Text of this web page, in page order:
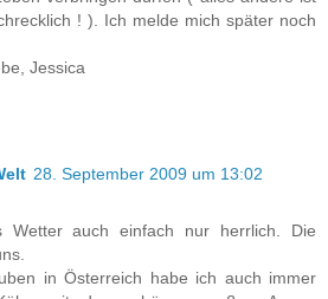
! ). Ich melde mich später noch
Jessica
28. September 2009 um 13:02
auch einfach nur herrlich. Die
in Österreich habe ich auch immer